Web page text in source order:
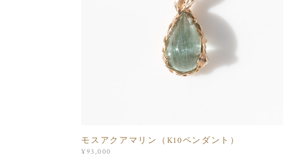
モスアクアマリン（K10ペンダント）
¥93,000